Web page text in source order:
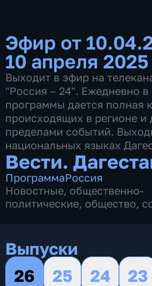
Эфир от
10 апреля 2025
Выходит в эфир на
"Россия – 24". Ежедневно в
программы дается полная
происходящих в регионе и
пределами событий.
национальных языках
Вести.
ПрограммаРоссия
Новостные, общественно-
политические, общество,
Выпуски
26
25 24 23